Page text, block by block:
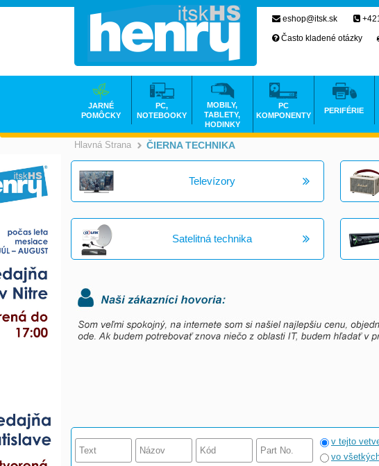
Hlavná Strana >
ČIERNA TECHNIKA
Televízory
Satelitná technika
v tejto
vo
eshop@itsk.sk
Často kladené otázky
JARNÉ
POMÔCKY
PC,
NOTEBOOKY
MOBILY,
TABLETY,
HODINKY
PC
KOMPONENTY
PERIFÉRIE